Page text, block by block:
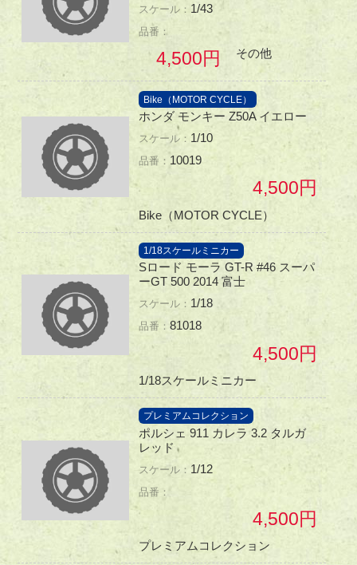
1/43
4,500 その他
Bike（MOTOR CYCLE）
ホンダ モンキー Z50A イエロー
1/10
10019
4,500
Bike（MOTOR CYCLE）
1/18スケールミニカー
Sロード モーラ GT-R #46 スーパ
ーGT 500 2014 富士
1/18
81018
4,500
1/18スケールミニカー
プレミアムコレクション
ポルシェ 911 カレラ 3.2 タルガ
レッド
1/12
4,500
プレミアムコレクション